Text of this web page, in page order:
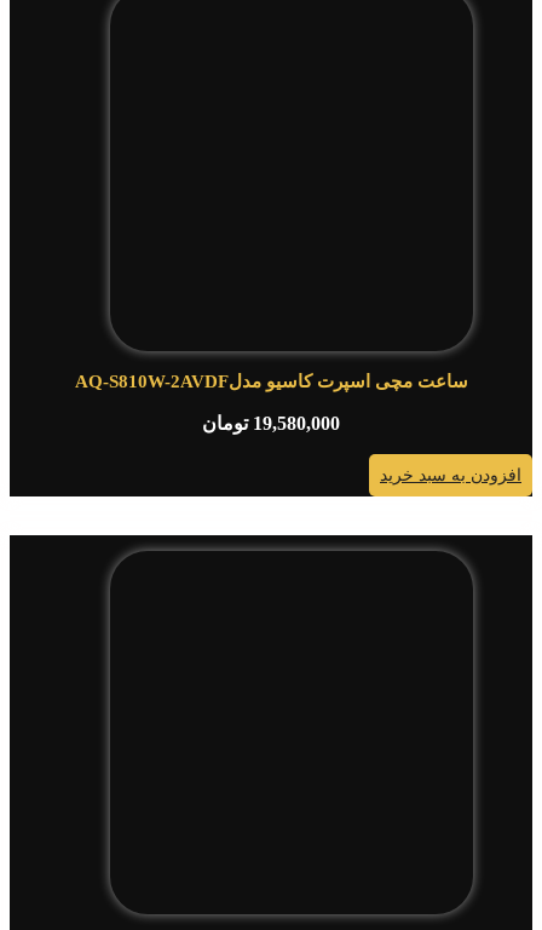
ساعت مچی اسپرت کاسیو مدلAQ-S810W-2AVDF
19,580,000 تومان
افزودن به سبد خرید